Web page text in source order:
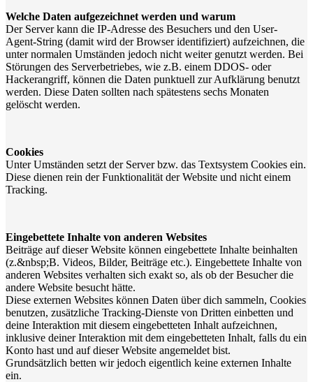
Welche Daten aufgezeichnet werden und warum
Der Server kann die IP-Adresse des Besuchers und den User-
Agent-String (damit wird der Browser identifiziert) aufzeichnen, die
unter normalen Umständen jedoch nicht weiter genutzt werden. Bei
Störungen des Serverbetriebes, wie z.B. einem DDOS- oder
Hackerangriff, können die Daten punktuell zur Aufklärung benutzt
werden. Diese Daten sollten nach spätestens sechs Monaten
gelöscht werden.
Cookies
Unter Umständen setzt der Server bzw. das Textsystem Cookies ein.
Diese dienen rein der Funktionalität der Website und nicht einem
Tracking.
Eingebettete Inhalte von anderen Websites
Beiträge auf dieser Website können eingebettete Inhalte beinhalten
(z.&nbsp;B. Videos, Bilder, Beiträge etc.). Eingebettete Inhalte von
anderen Websites verhalten sich exakt so, als ob der Besucher die
andere Website besucht hätte.
Diese externen Websites können Daten über dich sammeln, Cookies
benutzen, zusätzliche Tracking-Dienste von Dritten einbetten und
deine Interaktion mit diesem eingebetteten Inhalt aufzeichnen,
inklusive deiner Interaktion mit dem eingebetteten Inhalt, falls du ein
Konto hast und auf dieser Website angemeldet bist.
Grundsätzlich betten wir jedoch eigentlich keine externen Inhalte
ein.